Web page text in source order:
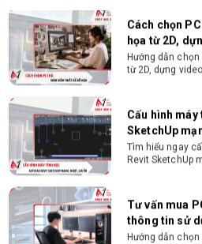
Cấu hình máy
SketchUp
Tìm hiểu ngay
Revit SketchUp
Tư vấn mua
thông tin sử
Hướng dẫn
thông tin 2026 -
Sinh viên nên
Sinh viên nên